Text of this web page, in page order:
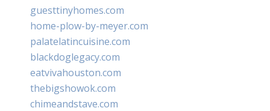
guesttinyhomes.com
home-plow-by-meyer.com
palatelatincuisine.com
blackdoglegacy.com
eatvivahouston.com
thebigshowok.com
chimeandstave.com